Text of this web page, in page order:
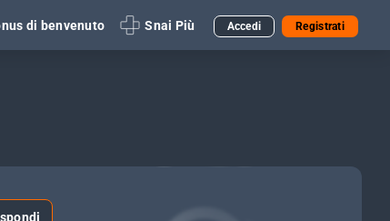
di benvenuto Snai Più Accedi Registrati